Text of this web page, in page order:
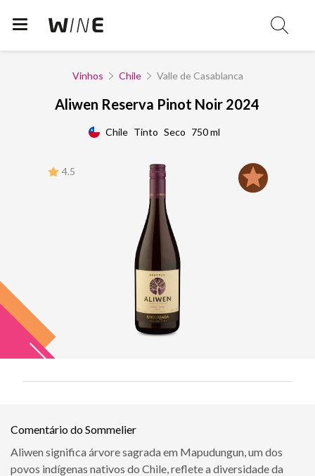
Vinhos Chile Valle de Casablanca
Aliwen Reserva Pinot Noir 2024
Chile Tinto Seco 750 ml
4.5
Comentário do Sommelier
Aliwen significa árvore sagrada em Mapudungun, um dos
povos indígenas nativos do Chile, reflete a diversidade da